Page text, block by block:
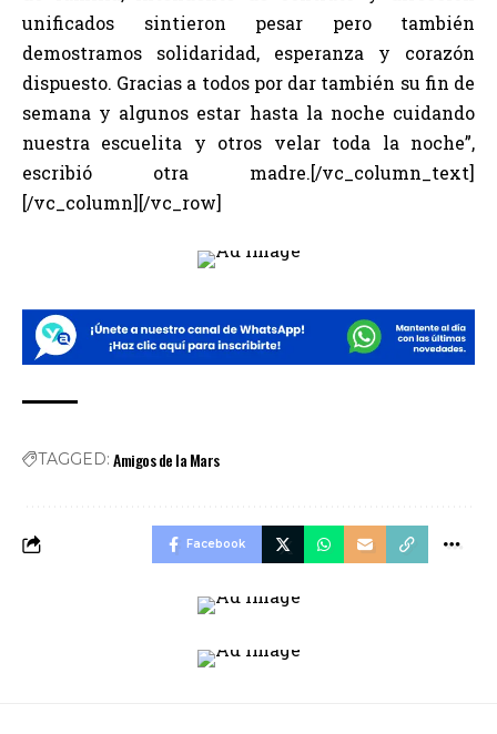
unificados sintieron pesar pero también
demostramos solidaridad, esperanza y corazón
dispuesto. Gracias a todos por dar también su fin de
semana y algunos estar hasta la noche cuidando
nuestra escuelita y otros velar toda la noche”,
escribió otra madre.[/vc_column_text]
[/vc_column][/vc_row]
TAGGED: Amigos de la Mars
Facebook